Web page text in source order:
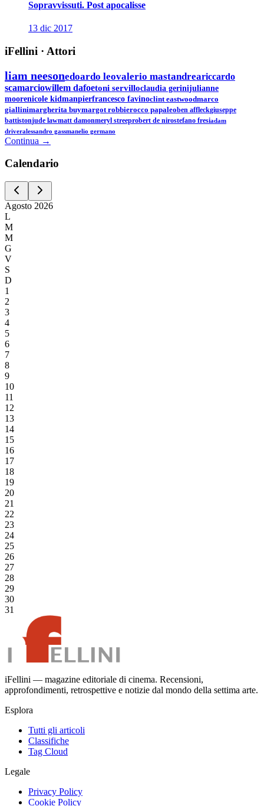
Sopravvissuti. Post apocalisse
13 dic 2017
iFellini · Attori
liam neesonedoardo leovalerio mastandreariccardo
scamarciowillem dafoetoni servilloclaudia gerinijulianne
moorenicole kidmanpierfrancesco favinoclint eastwoodmarco
giallinimargherita buymargot robbierocco papaleoben affleckgiuseppe
battistonjude lawmatt damonmeryl streeprobert de nirostefano fresiadam
driveralessandro gassmanelio germano
Continua →
Calendario
Agosto 2026
L
M
M
G
V
S
D
1
2
3
4
5
6
7
8
9
10
11
12
13
14
15
16
17
18
19
20
21
22
23
24
25
26
27
28
29
30
31
iFellini — magazine editoriale di cinema. Recensioni,
approfondimenti, retrospettive e notizie dal mondo della settima arte.
Esplora
Tutti gli articoli
Classifiche
Tag Cloud
Legale
Privacy Policy
Cookie Policy